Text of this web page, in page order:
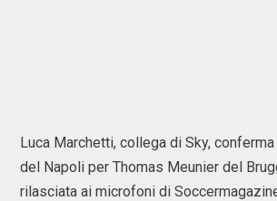
Luca Marchetti, collega di Sky,
del Napoli per Thomas Meunier del
rilasciata ai microfoni di